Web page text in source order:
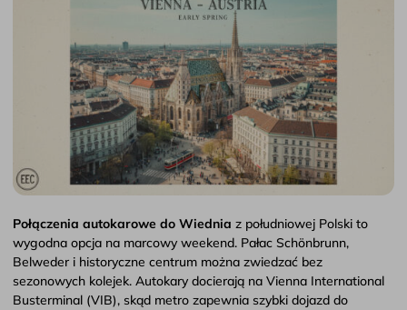
Połączenia autokarowe do Wiednia z południowej Polski to
wygodna opcja na marcowy weekend. Pałac Schönbrunn,
Belweder i historyczne centrum można zwiedzać bez
sezonowych kolejek. Autokary docierają na Vienna International
Busterminal (VIB), skąd metro zapewnia szybki dojazd do